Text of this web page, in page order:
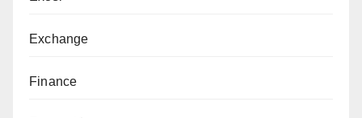
Exchange
Finance